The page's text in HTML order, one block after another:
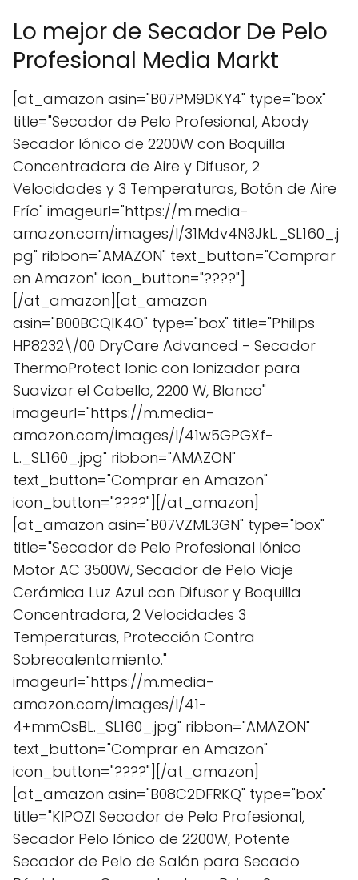
Lo mejor de Secador De Pelo
Profesional Media Markt
[at_amazon asin="B07PM9DKY4" type="box"
title="Secador de Pelo Profesional, Abody
Secador Iónico de 2200W con Boquilla
Concentradora de Aire y Difusor, 2
Velocidades y 3 Temperaturas, Botón de Aire
Frío" imageurl="https://m.media-
amazon.com/images/I/31Mdv4N3JkL._SL160_.j
pg" ribbon="AMAZON" text_button="Comprar
en Amazon" icon_button="????"]
[/at_amazon][at_amazon
asin="B00BCQIK4O" type="box" title="Philips
HP8232\/00 DryCare Advanced - Secador
ThermoProtect Ionic con Ionizador para
Suavizar el Cabello, 2200 W, Blanco"
imageurl="https://m.media-
amazon.com/images/I/41w5GPGXf-
L._SL160_.jpg" ribbon="AMAZON"
text_button="Comprar en Amazon"
icon_button="????"][/at_amazon]
[at_amazon asin="B07VZML3GN" type="box"
title="Secador de Pelo Profesional Iónico
Motor AC 3500W, Secador de Pelo Viaje
Cerámica Luz Azul con Difusor y Boquilla
Concentradora, 2 Velocidades 3
Temperaturas, Protección Contra
Sobrecalentamiento."
imageurl="https://m.media-
amazon.com/images/I/41-
4+mmOsBL._SL160_.jpg" ribbon="AMAZON"
text_button="Comprar en Amazon"
icon_button="????"][/at_amazon]
[at_amazon asin="B08C2DFRKQ" type="box"
title="KIPOZI Secador de Pelo Profesional,
Secador Pelo Iónico de 2200W, Potente
Secador de Pelo de Salón para Secado